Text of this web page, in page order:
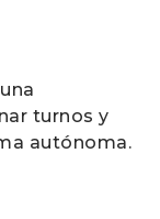
turnos y
autónoma.